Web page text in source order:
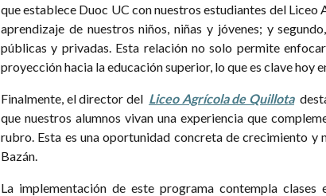
que establece Duoc UC con nuestros estudiantes del
aprendizaje de nuestros niños, niñas y jóvenes; y
públicas y privadas. Esta relación no solo permite
proyección hacia la educación superior, lo que es clave hoy
Finalmente, el director del Liceo Agrícola de Quillota
que nuestros alumnos vivan una experiencia que
rubro. Esta es una oportunidad concreta de crecimiento y
Bazán.
La implementación de este programa contempla